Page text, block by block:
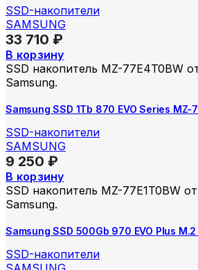
SSD-накопители
SAMSUNG
33 710 ₽
В корзину
SSD накопитель MZ-77E4T0BW
Samsung.
Samsung SSD 1Tb 870 EVO Series MZ-
SSD-накопители
SAMSUNG
9 250 ₽
В корзину
SSD накопитель MZ-77E1T0BW
Samsung.
Samsung SSD 500Gb 970 EVO Plus
SSD-накопители